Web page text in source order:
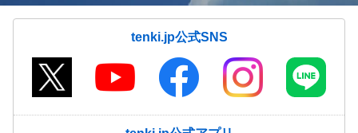
tenki.jp公式SNS